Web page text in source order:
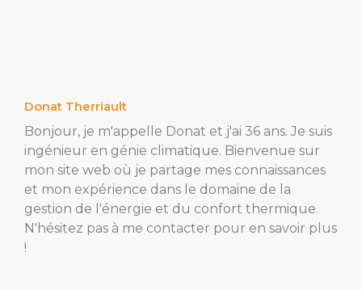
Donat Therriault
Bonjour, je m'appelle Donat et j'ai 36 ans. Je suis
ingénieur en génie climatique. Bienvenue sur
mon site web où je partage mes connaissances
et mon expérience dans le domaine de la
gestion de l'énergie et du confort thermique.
N'hésitez pas à me contacter pour en savoir plus
!